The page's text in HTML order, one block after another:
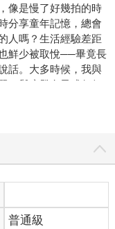
像是慢了好幾拍的時
分享童年記憶，總會
人嗎？生活經驗差距
鮮少被取悅──畢竟長
話。大多時候，我與
，與摩登女子或任何
的好了，讓我們重回
來，面無表情地把看
，應是沒有輾過去。
過誰把死掉的狗拋入
保。瘋女人與貓怎麼
普通級